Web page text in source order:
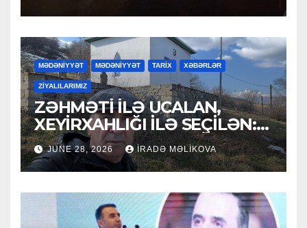
MƏDƏNİYYƏT MƏDƏNİYYƏT TARİX XƏBƏRLƏR
ZİYALILARIMIZ
ZƏHMƏTİ İLƏ UCALAN,
XEYİRXAHLIĞI İLƏ SEÇİLƏN:
HACI RAMAZAN QULİYEV
JUNE 28, 2026 İRADƏ MƏLIKOVA